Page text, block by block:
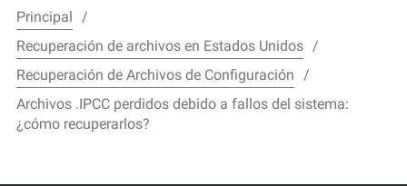
Principal
Recuperación de archivos en Estados Unidos
Recuperación de Archivos de Configuración
Archivos .IPCC perdidos debido a fallos del sistema:
¿cómo recuperarlos?